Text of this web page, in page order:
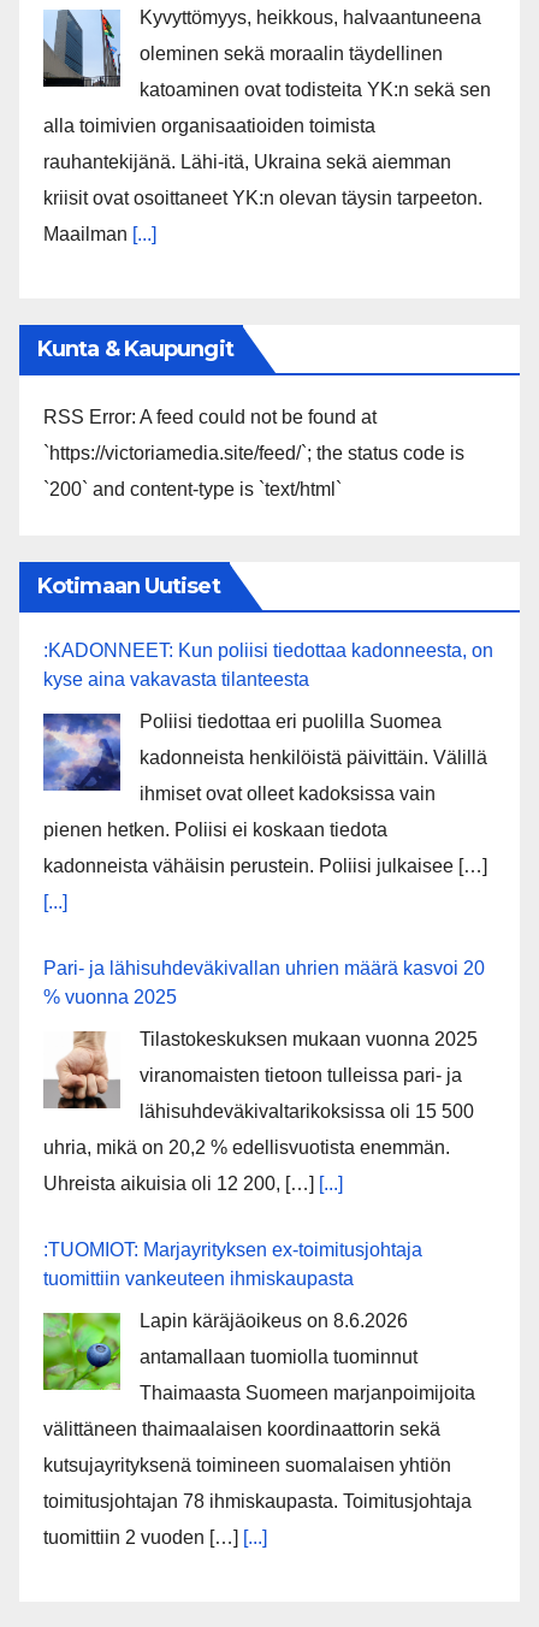
Kyvyttömyys, heikkous, halvaantuneena
oleminen sekä moraalin täydellinen
katoaminen ovat todisteita YK:n sekä sen
alla toimivien organisaatioiden toimista
rauhantekijänä. Lähi-itä, Ukraina sekä aiemman
kriisit ovat osoittaneet YK:n olevan täysin tarpeeton.
Maailman [...]
Kunta & Kaupungit
RSS Error: A feed could not be found at
`https://victoriamedia.site/feed/`; the status code is
`200` and content-type is `text/html`
Kotimaan Uutiset
:KADONNEET: Kun poliisi tiedottaa kadonneesta, on
kyse aina vakavasta tilanteesta
Poliisi tiedottaa eri puolilla Suomea
kadonneista henkilöistä päivittäin. Välillä
ihmiset ovat olleet kadoksissa vain
pienen hetken. Poliisi ei koskaan tiedota
kadonneista vähäisin perustein. Poliisi julkaisee […]
[...]
Pari- ja lähisuhdeväkivallan uhrien määrä kasvoi 20
% vuonna 2025
Tilastokeskuksen mukaan vuonna 2025
viranomaisten tietoon tulleissa pari- ja
lähisuhdeväkivaltarikoksissa oli 15 500
uhria, mikä on 20,2 % edellisvuotista enemmän.
Uhreista aikuisia oli 12 200, […] [...]
:TUOMIOT: Marjayrityksen ex-toimitusjohtaja
tuomittiin vankeuteen ihmiskaupasta
Lapin käräjäoikeus on 8.6.2026
antamallaan tuomiolla tuominnut
Thaimaasta Suomeen marjanpoimijoita
välittäneen thaimaalaisen koordinaattorin sekä
kutsujayrityksenä toimineen suomalaisen yhtiön
toimitusjohtajan 78 ihmiskaupasta. Toimitusjohtaja
tuomittiin 2 vuoden […] [...]